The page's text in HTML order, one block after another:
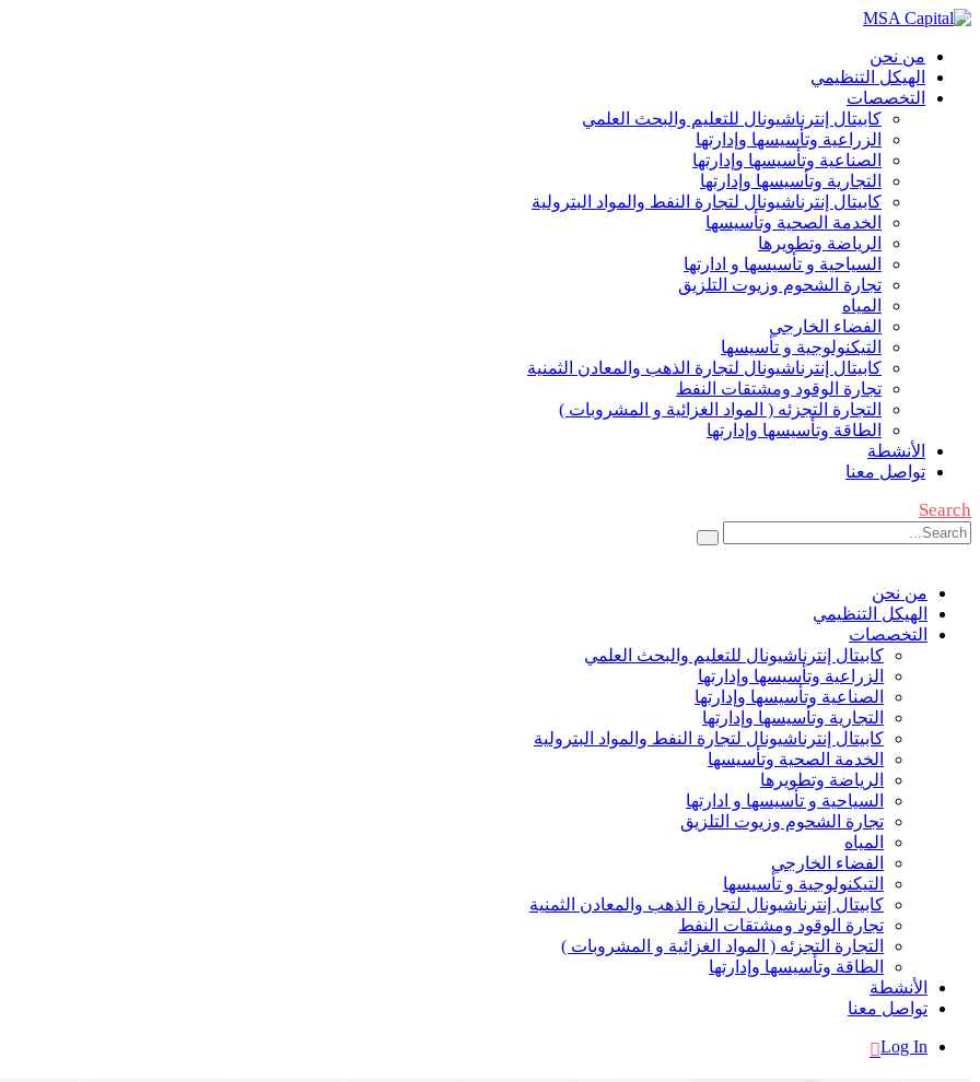
من نحن
الهيكل التنظيمي
التخصصات
كابيتال إنترناشيونال للتعليم والبحث العلمي
الزراعية وتأسيسها وإدارتها
الصناعية وتأسيسها وإدارتها
التجارية وتأسيسها وإدارتها
كابيتال إنترناشيونال لتجارة النفط والمواد البترولية
الخدمة الصحية وتأسيسها
الرياضة وتطويرها
السياحية و تأسيسها و ادارتها
تجارة الشحوم وزيوت التلزيق
المياه
الفضاء الخارجي
التيكنولوجية و تأسيسها
كابيتال إنترناشيونال لتجارة الذهب والمعادن الثمنية
تجارة الوقود ومشتقات النفط
التجارة التجزئه ( المواد الغزائية و المشروبات )
الطاقة وتأسيسها وإدارتها
الأنشطة
تواصل معنا
Search
من نحن
الهيكل التنظيمي
التخصصات
كابيتال إنترناشيونال للتعليم والبحث العلمي
الزراعية وتأسيسها وإدارتها
الصناعية وتأسيسها وإدارتها
التجارية وتأسيسها وإدارتها
كابيتال إنترناشيونال لتجارة النفط والمواد البترولية
الخدمة الصحية وتأسيسها
الرياضة وتطويرها
السياحية و تأسيسها و ادارتها
تجارة الشحوم وزيوت التلزيق
المياه
الفضاء الخارجي
التيكنولوجية و تأسيسها
كابيتال إنترناشيونال لتجارة الذهب والمعادن الثمنية
تجارة الوقود ومشتقات النفط
التجارة التجزئه ( المواد الغزائية و المشروبات )
الطاقة وتأسيسها وإدارتها
الأنشطة
تواصل معنا
Log In